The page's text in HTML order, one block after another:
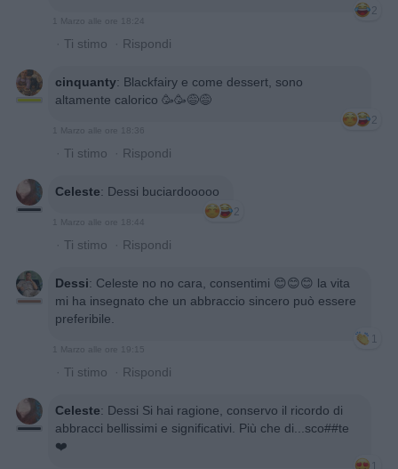
2
1 Marzo alle ore 18:24
· Ti stimo · Rispondi
cinquanty: Blackfairy e come dessert, sono
altamente calorico 🥳🥳😅😅
2
1 Marzo alle ore 18:36
· Ti stimo · Rispondi
Celeste: Dessi buciardooooo
2
1 Marzo alle ore 18:44
· Ti stimo · Rispondi
Dessi: Celeste no no cara, consentimi 😊😊😊 la vita
mi ha insegnato che un abbraccio sincero può essere
preferibile.
1
1 Marzo alle ore 19:15
· Ti stimo · Rispondi
Celeste: Dessi Si hai ragione, conservo il ricordo di
abbracci bellissimi e significativi. Più che di...sco##te
❤️
1